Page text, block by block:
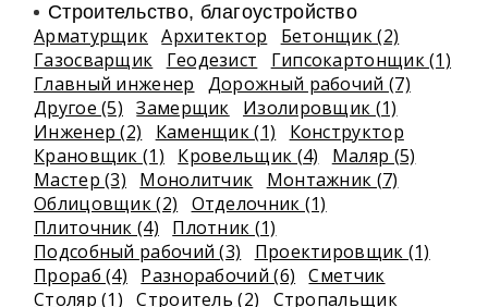
Строительство, благоустройство
Арматурщик Архитектор
Бетонщик (2)
Газосварщик
Геодезист
Гипсокартонщик (1)
Главный инженер
Дорожный рабочий (7)
Другое (5)
Замерщик
Изолировщик (1)
Инженер (2)
Каменщик (1)
Конструктор
Крановщик (1)
Кровельщик (4)
Маляр (5)
Мастер (3)
Монолитчик
Монтажник (7)
Облицовщик (2)
Отделочник (1)
Плиточник (4)
Плотник (1)
Подсобный рабочий (3)
Проектировщик (1)
Прораб (4)
Разнорабочий (6)
Сметчик
Столяр (1)
Строитель (2)
Стропальщик